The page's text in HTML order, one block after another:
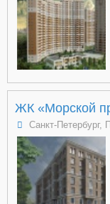
ЖК «Морской
Санкт-Петербург,